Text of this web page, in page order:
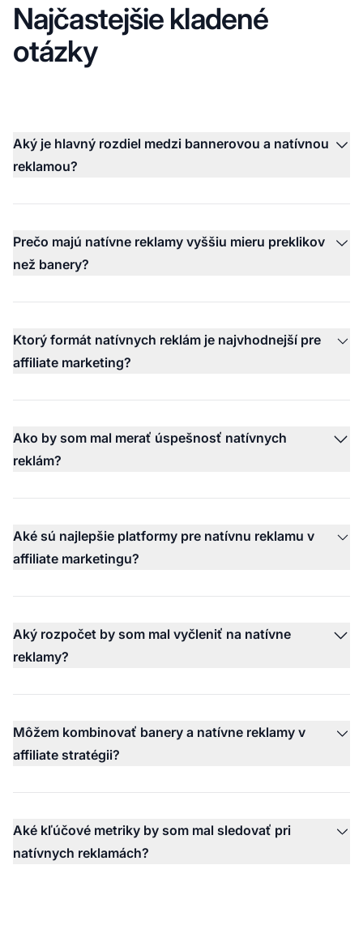
Najčastejšie kladené
otázky
Aký je hlavný rozdiel medzi bannerovou a natívnou
reklamou?
Prečo majú natívne reklamy vyššiu mieru preklikov
než banery?
Ktorý formát natívnych reklám je najvhodnejší pre
affiliate marketing?
Ako by som mal merať úspešnosť natívnych
reklám?
Aké sú najlepšie platformy pre natívnu reklamu v
affiliate marketingu?
Aký rozpočet by som mal vyčleniť na natívne
reklamy?
Môžem kombinovať banery a natívne reklamy v
affiliate stratégii?
Aké kľúčové metriky by som mal sledovať pri
natívnych reklamách?